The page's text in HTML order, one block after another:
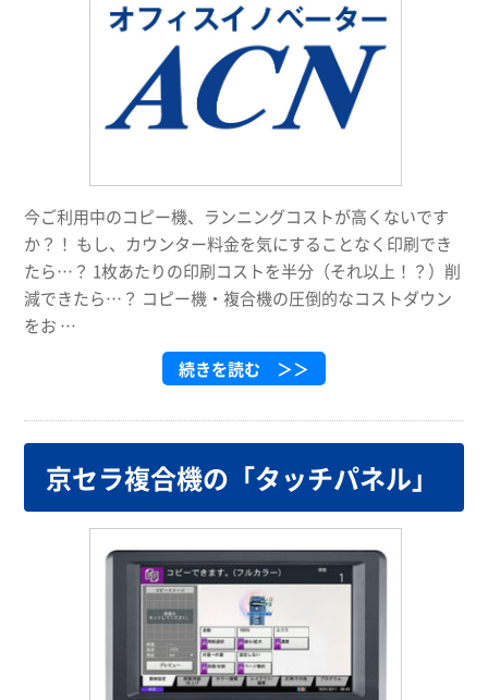
今ご利用中のコピー機、ランニングコストが高くないです
か？！ もし、カウンター料金を気にすることなく印刷でき
たら…？ 1枚あたりの印刷コストを半分（それ以上！？）削
減できたら…？ コピー機・複合機の圧倒的なコストダウン
をお …
続きを読む ＞＞
京セラ複合機の「タッチパネル」